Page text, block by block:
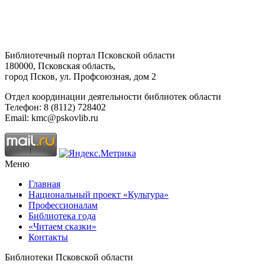
Библиотечный портал Псковской области
180000, Псковская область,
город Псков, ул. Профсоюзная, дом 2
Отдел координации деятельности библиотек области
Телефон: 8 (8112) 728402
Email: kmc@pskovlib.ru
Меню
Главная
Национальный проект «Культура»
Профессионалам
Библиотека года
«Читаем сказки»
Контакты
Библиотеки Псковской области